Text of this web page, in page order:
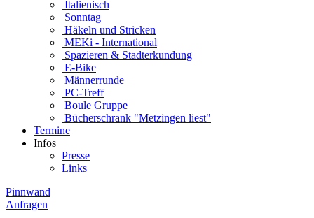
Italienisch
Sonntag
Häkeln und Stricken
MEKi - International
Spazieren & Stadterkundung
E-Bike
Männerrunde
PC-Treff
Boule Gruppe
Bücherschrank "Metzingen liest"
Termine
Infos
Presse
Links
Pinnwand
Anfragen